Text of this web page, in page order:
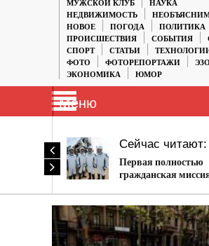
МУЖСКОЙ КЛУБ
НАУКА
НЕДВИЖИМОСТЬ
НОВОЕ
ПОГОДА
ПОЛИТИКА
ПРОИСШЕСТВИЯ
СОБЫТИЯ
СПОРТ
СТАТЬИ
ФОТО
ФОТОРЕПОРТАЖИ
ЭКОНОМИКА
ЮМОР
Меню
Сейчас читают:
Первая полностью
гражданская